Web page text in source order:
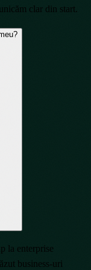
clar din start.
la enterprise
business-uri